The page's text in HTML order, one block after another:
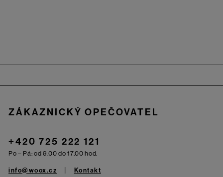
ZÁKAZNICKÝ OPEČOVATEL
+420 725 222 121
Po – Pá: od 9.00 do 17.00 hod.
info@woox.cz Kontakt